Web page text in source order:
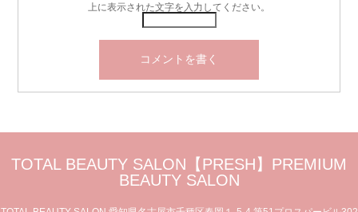
上に表示された文字を入力してください。
TOTAL BEAUTY SALON【PRESH】PREMIUM
BEAUTY SALON